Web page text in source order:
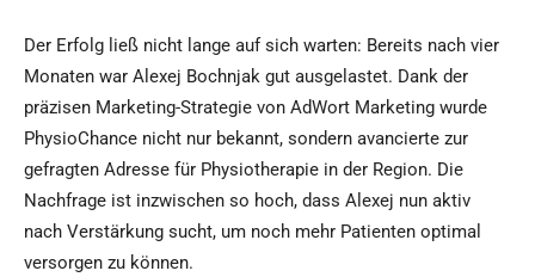
Der Erfolg ließ nicht lange auf sich warten: Bereits nach vier
Monaten war Alexej Bochnjak gut ausgelastet. Dank der
präzisen Marketing-Strategie von AdWort Marketing wurde
PhysioChance nicht nur bekannt, sondern avancierte zur
gefragten Adresse für Physiotherapie in der Region. Die
Nachfrage ist inzwischen so hoch, dass Alexej nun aktiv
nach Verstärkung sucht, um noch mehr Patienten optimal
versorgen zu können.